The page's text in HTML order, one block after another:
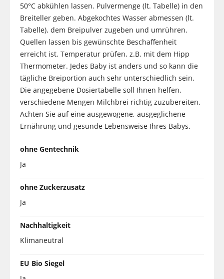
50°C abkühlen lassen. Pulvermenge (lt. Tabelle) in den
Breiteller geben. Abgekochtes Wasser abmessen (lt.
Tabelle), dem Breipulver zugeben und umrühren.
Quellen lassen bis gewünschte Beschaffenheit
erreicht ist. Temperatur prüfen, z.B. mit dem Hipp
Thermometer. Jedes Baby ist anders und so kann die
tägliche Breiportion auch sehr unterschiedlich sein.
Die angegebene Dosiertabelle soll Ihnen helfen,
verschiedene Mengen Milchbrei richtig zuzubereiten.
Achten Sie auf eine ausgewogene, ausgeglichene
Ernährung und gesunde Lebensweise Ihres Babys.
ohne Gentechnik
Ja
ohne Zuckerzusatz
Ja
Nachhaltigkeit
Klimaneutral
EU Bio Siegel